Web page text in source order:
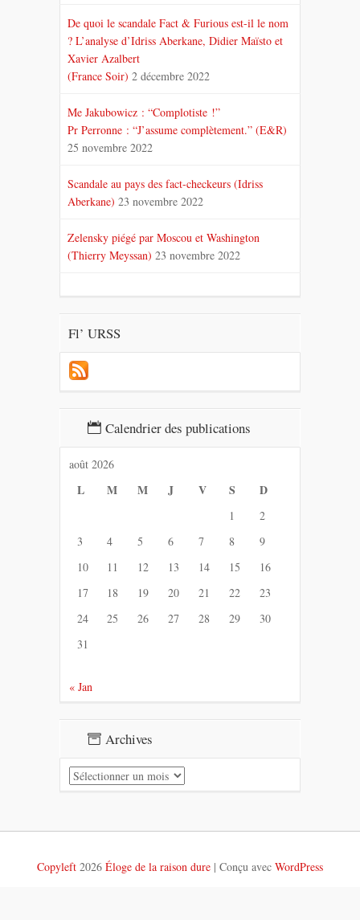
De quoi le scandale Fact & Furious est-il le nom
? L’analyse d’Idriss Aberkane, Didier Maïsto et
Xavier Azalbert
(France Soir) 2 décembre 2022
Me Jakubowicz : “Complotiste !”
Pr Perronne : “J’assume complètement.” (E&R)
25 novembre 2022
Scandale au pays des fact-checkeurs (Idriss
Aberkane) 23 novembre 2022
Zelensky piégé par Moscou et Washington
(Thierry Meyssan) 23 novembre 2022
Fl’ URSS
Calendrier des publications
août 2026
L M M J V S D
1
2
3
4 5 6 7 8
9
10
11 12 13 14 15
16
17
18 19 20 21 22
23
24
25 26 27 28 29
30
31
« Jan
Archives
Archives
Copyleft 2026 Éloge de la raison dure | Conçu avec WordPress